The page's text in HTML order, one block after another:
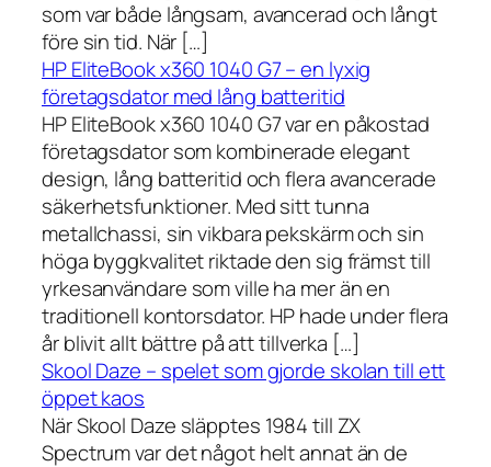
som var både långsam, avancerad och långt
före sin tid. När […]
HP EliteBook x360 1040 G7 – en lyxig
företagsdator med lång batteritid
HP EliteBook x360 1040 G7 var en påkostad
företagsdator som kombinerade elegant
design, lång batteritid och flera avancerade
säkerhetsfunktioner. Med sitt tunna
metallchassi, sin vikbara pekskärm och sin
höga byggkvalitet riktade den sig främst till
yrkesanvändare som ville ha mer än en
traditionell kontorsdator. HP hade under flera
år blivit allt bättre på att tillverka […]
Skool Daze – spelet som gjorde skolan till ett
öppet kaos
När Skool Daze släpptes 1984 till ZX
Spectrum var det något helt annat än de